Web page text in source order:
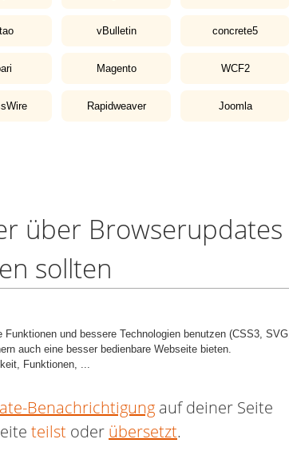
vBulletin concrete5
Magento WCF2
Rapidweaver Joomla
über Browserupdates
sollten
und bessere Technologien benutzen (CSS3, SVG,
auch eine besser bedienbare Webseite bieten.
Funktionen, ...
Benachrichtigung auf deiner Seite
teilst oder übersetzt.